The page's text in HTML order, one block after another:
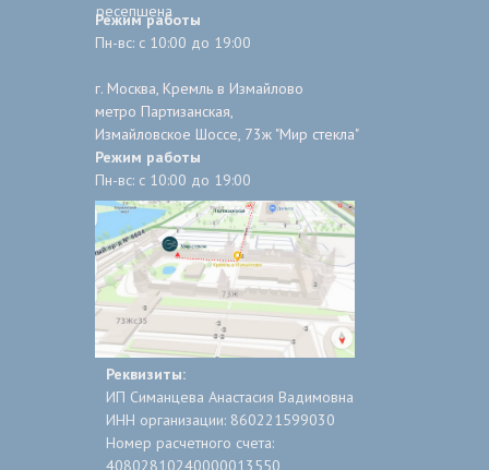
ресепшена
Режим работы
Пн-вс: с 10:00 до 19:00
г. Москва, Кремль в Измайлово
метро Партизанская,
Измайловское Шоссе, 73ж "Мир стекла"
Режим работы
Пн-вс: с 10:00 до 19:00
Реквизиты:
ИП Симанцева Анастасия Вадимовна
ИНН организации: 860221599030
Номер расчетного сч­ета:
408028102400000­13550